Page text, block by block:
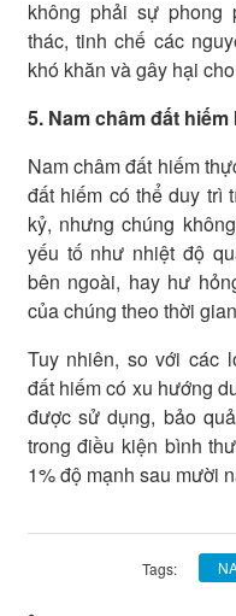
không phải sự phong
thác, tinh chế các
khó khăn và gây hại
5. Nam châm đất
Nam châm đất hiếm
đất hiếm có thể duy trì
kỷ, nhưng chúng
yếu tố như nhiệt độ
bên ngoài, hay hư
của chúng theo thời
Tuy nhiên, so với các
đất hiếm có xu hướng
được sử dụng, bảo
trong điều kiện bình
1% độ mạnh sau mười
Tags: